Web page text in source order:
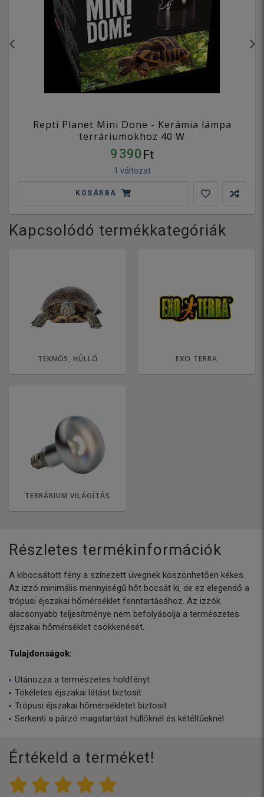
Repti Planet Mini Done - Kerámia lámpa
terráriumokhoz 40 W
9 390 Ft
1 változat
KOSÁRBA
Kapcsolódó termékkategóriák
TEKNŐS, HÜLLŐ EXO TERRA
TERRÁRIUM VILÁGÍTÁS
Részletes termékinformációk
A kibocsátott fény a színezett üvegnek köszönhetően kékes.
Az izzó minimális mennyiségű hőt bocsát ki, de ez elegendő a
trópusi éjszakai hőmérséklet fenntartásához. Az izzók
alacsonyabb teljesítménye nem befolyásolja a természetes
éjszakai hőmérséklet csökkenését.
Tulajdonságok:
Utánozza a természetes holdfényt
Tökéletes éjszakai látást biztosít
Trópusi éjszakai hőmérsékletet biztosít
Serkenti a párzó magatartást hüllőknél és kétéltűeknél
Értékeld a terméket!